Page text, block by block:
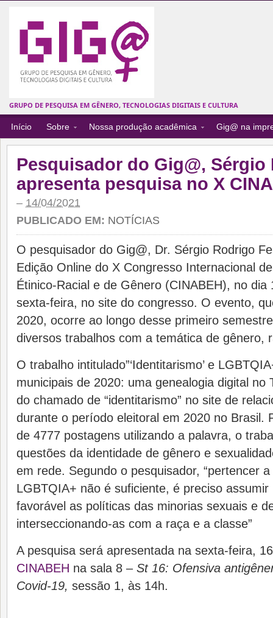
GRUPO DE PESQUISA EM GÊNERO, TECNOLOGIAS DIGITAIS E CULTURA
Início Sobre Nossa produção acadêmica Gig@ na
Pesquisador do Gig@, Sérgio
apresenta pesquisa no X
– 14/04/2021
PUBLICADO EM: NOTÍCIAS
O pesquisador do Gig@, Dr. Sérgio Rodrigo
Edição Online do X Congresso Internacional
Étinico-Racial e de Gênero (CINABEH), no dia
sexta-feira, no site do congresso. O evento,
2020, ocorre ao longo desse primeiro
diversos trabalhos com a temática de gênero,
O trabalho intitulado”‘Identitarismo’ e
municipais de 2020: uma genealogia digital no
do chamado de “identitarismo” no site de
durante o período eleitoral em 2020 no Brasil.
de 4777 postagens utilizando a palavra, o
questões da identidade de gênero e
em rede. Segundo o pesquisador, “pertencer
LGBTQIA+ não é suficiente, é preciso
favorável as políticas das minorias sexuais e
interseccionando-as com a raça e a classe”
A pesquisa será apresentada na sexta-feira,
CINABEH na sala 8 – St 16: Ofensiva
Covid-19, sessão 1, às 14h.